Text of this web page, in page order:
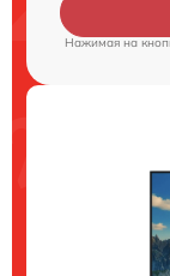
Нажимая на